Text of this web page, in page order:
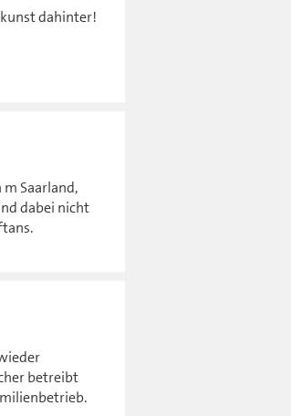
dahinter!
Saarland,
dabei nicht
betreibt